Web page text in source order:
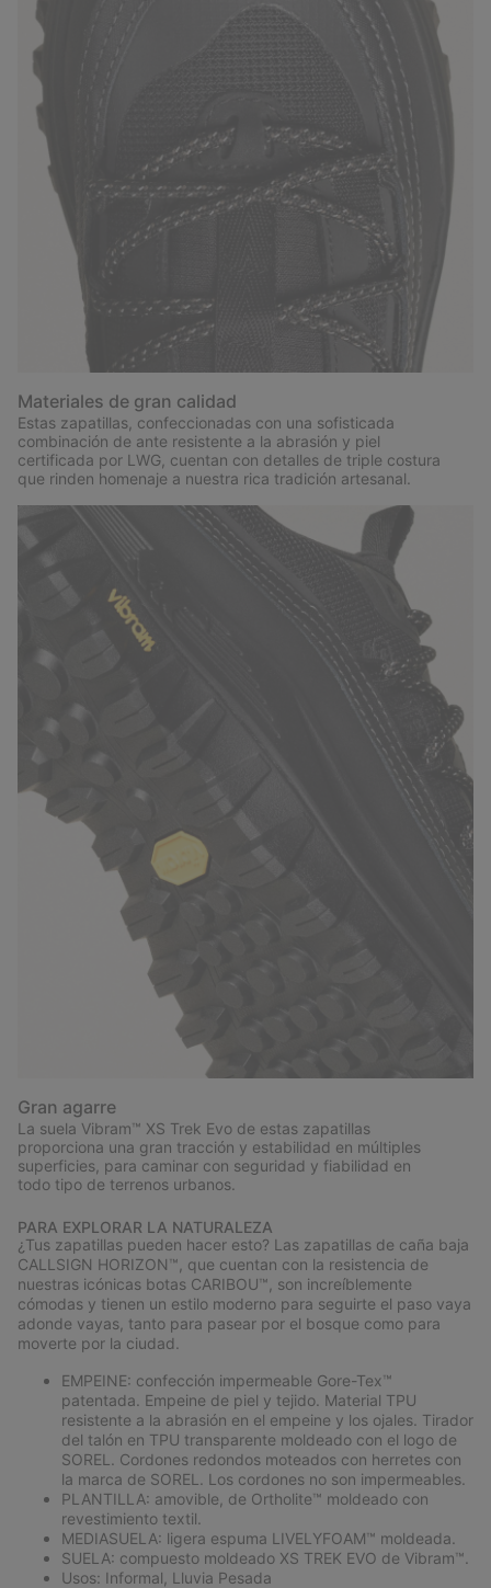
Materiales de gran calidad
Estas zapatillas, confeccionadas con una sofisticada
combinación de ante resistente a la abrasión y piel
certificada por LWG, cuentan con detalles de triple costura
que rinden homenaje a nuestra rica tradición artesanal.
Gran agarre
La suela Vibram™ XS Trek Evo de estas zapatillas
proporciona una gran tracción y estabilidad en múltiples
superficies, para caminar con seguridad y fiabilidad en
todo tipo de terrenos urbanos.
PARA EXPLORAR LA NATURALEZA
¿Tus zapatillas pueden hacer esto? Las zapatillas de caña baja
CALLSIGN HORIZON™, que cuentan con la resistencia de
nuestras icónicas botas CARIBOU™, son increíblemente
cómodas y tienen un estilo moderno para seguirte el paso vaya
adonde vayas, tanto para pasear por el bosque como para
moverte por la ciudad.
EMPEINE: confección impermeable Gore-Tex™
patentada. Empeine de piel y tejido. Material TPU
resistente a la abrasión en el empeine y los ojales. Tirador
del talón en TPU transparente moldeado con el logo de
SOREL. Cordones redondos moteados con herretes con
la marca de SOREL. Los cordones no son impermeables.
PLANTILLA: amovible, de Ortholite™ moldeado con
revestimiento textil.
MEDIASUELA: ligera espuma LIVELYFOAM™ moldeada.
SUELA: compuesto moldeado XS TREK EVO de Vibram™.
Usos: Informal, Lluvia Pesada